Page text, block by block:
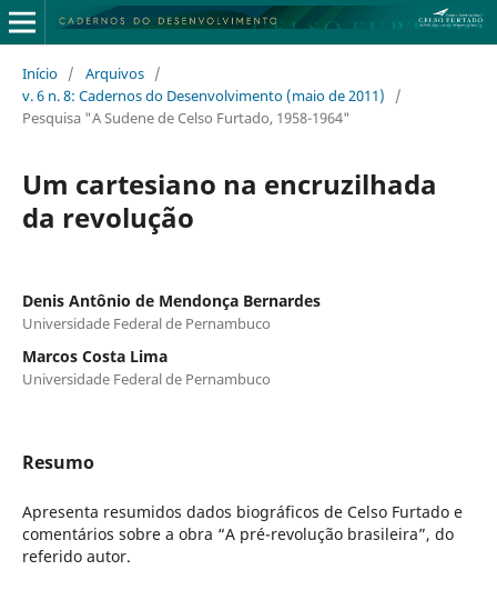
Início / Arquivos /
v. 6 n. 8: Cadernos do Desenvolvimento (maio de 2011)
/
Pesquisa "A Sudene de Celso Furtado, 1958-1964"
Um cartesiano na encruzilhada
da revolução
Denis Antônio de Mendonça Bernardes
Universidade Federal de Pernambuco
Marcos Costa Lima
Universidade Federal de Pernambuco
Resumo
Apresenta resumidos dados biográficos de Celso Furtado e
comentários sobre a obra “A pré-revolução brasileira”, do
referido autor.